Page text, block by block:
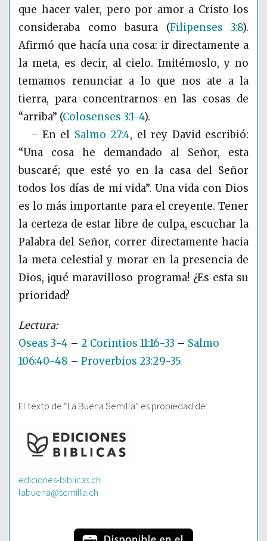
que hacer valer, pero por amor a Cristo los
consideraba como basura (Filipenses 3:8).
Afirmó que hacíauna cosa: ir directamente a
la meta, es decir, al cielo. Imitémoslo, y no
temamos renunciar a lo que nos ate a la
tierra, para concentrarnos en las cosas de
“arriba” (Colosenses 3:1-4).
– En el Salmo 27:4, el rey David escribió:
“Una cosa he demandado al Señor, esta
buscaré; que esté yo en la casa del Señor
todos los días de mi vida”. Una vida con Dios
es lo más importante para el creyente. Tener
la certeza de estar libre de culpa, escuchar la
Palabra del Señor, correr directamente hacia
la meta celestial y morar en la presencia de
Dios, ¡qué maravilloso programa! ¿Es esta su
prioridad?
Oseas 3-4 – 2 Corintios 11:16-33 – Salmo
106:40-48 – Proverbios 23:29-35
El texto de “La Buena Semilla” es propiedad de:
ediciones-biblicas.ch
labuena@semilla.ch